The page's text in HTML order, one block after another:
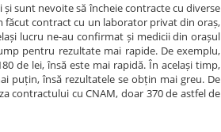
sunt nevoite să încheie contracte cu diverse
făcut contract cu un laborator privat din oraș,
lucru ne-au confirmat și medicii din orașul
pentru rezultate mai rapide. De exemplu,
de lei, însă este mai rapidă. În același timp,
puțin, însă rezultatele se obțin mai greu. De
contractului cu CNAM, doar 370 de astfel de